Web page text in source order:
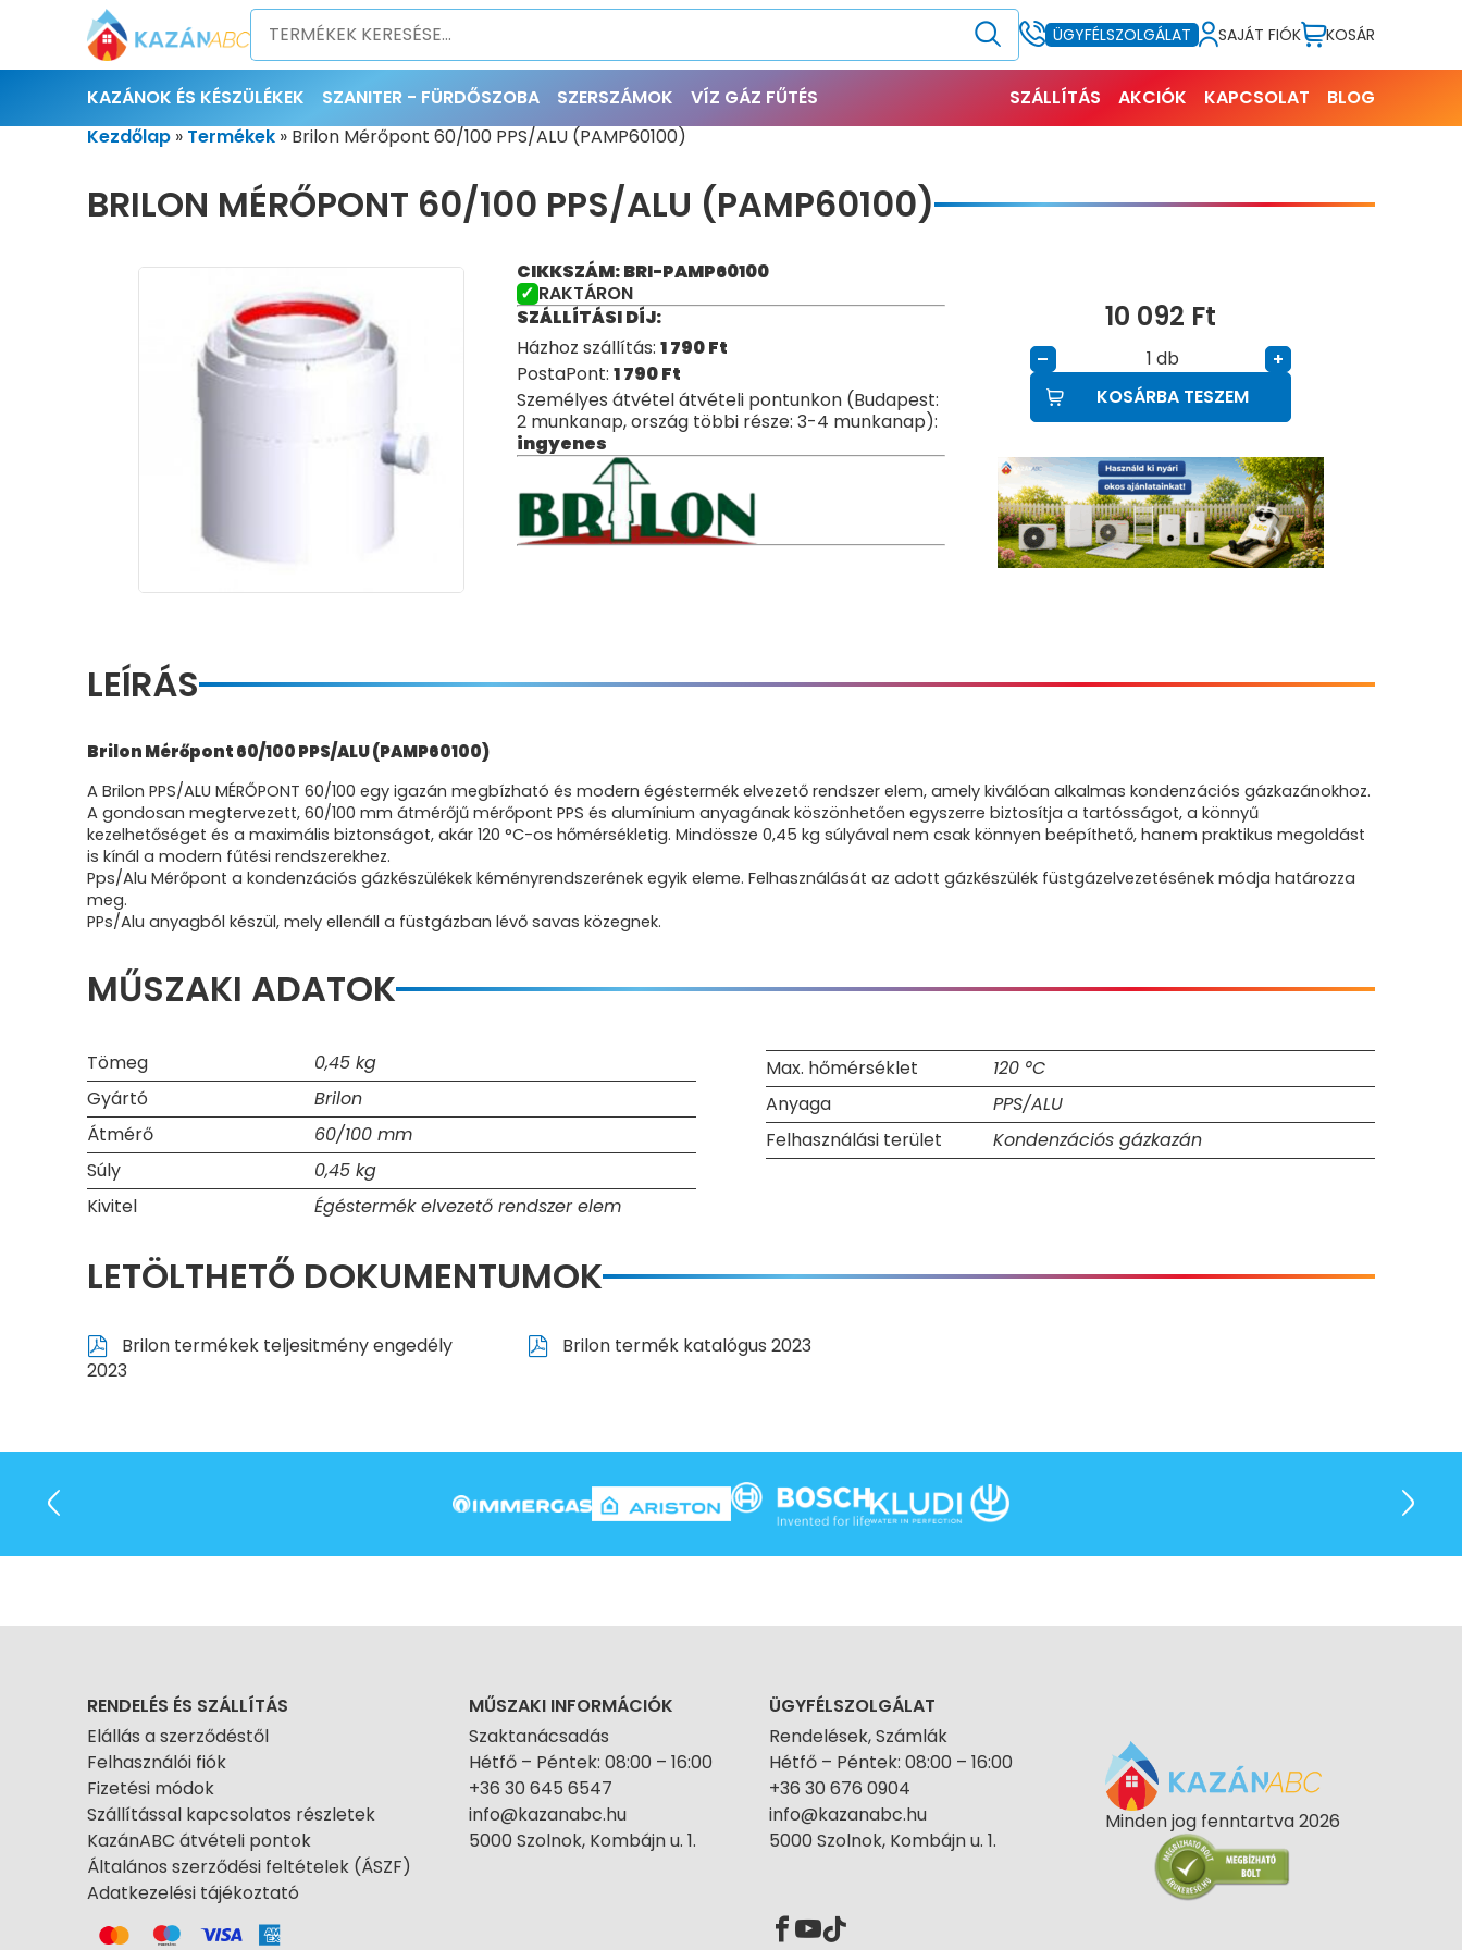
ÜGYFÉLSZOLGÁLAT SAJÁT FIÓK KOSÁR
KAZÁNOK ÉS KÉSZÜLÉKEK SZANITER - FÜRDŐSZOBA SZERSZÁMOK VÍZ GÁZ FŰTÉS SZÁLLÍTÁS AKCIÓK KAPCSOLAT
BLOG
Kezdőlap » Termékek » Brilon Mérőpont 60/100 PPS/ALU (PAMP60100)
BRILON MÉRŐPONT 60/100 PPS/ALU (PAMP60100)
CIKKSZÁM: BRI-PAMP60100
RAKTÁRON
SZÁLLÍTÁSI DÍJ:
Házhoz szállítás: 1 790Ft
PostaPont: 1 790Ft
Személyes átvétel átvételi pontunkon (Budapest:
2 munkanap, ország többi része: 3-4 munkanap):
ingyenes
10 092 Ft
– db
+
KOSÁRBA TESZEM
LEÍRÁS
Brilon Mérőpont 60/100 PPS/ALU (PAMP60100)
A Brilon PPS/ALU MÉRŐPONT 60/100 egy igazán megbízható és modern égéstermék elvezető rendszer elem, amely kiválóan alkalmas kondenzációs gázkazánokhoz.
A gondosan megtervezett, 60/100 mm átmérőjű mérőpont PPS és alumínium anyagának köszönhetően egyszerre biztosítja a tartósságot, a könnyű
kezelhetőséget és a maximális biztonságot, akár 120 °C-os hőmérsékletig. Mindössze 0,45 kg súlyával nem csak könnyen beépíthető, hanem praktikus megoldást
is kínál a modern fűtési rendszerekhez.
Pps/Alu Mérőpont a kondenzációs gázkészülékek kéményrendszerének egyik eleme. Felhasználását az adott gázkészülék füstgázelvezetésének módja határozza
meg.
PPs/Alu anyagból készül, mely ellenáll a füstgázban lévő savas közegnek.
MŰSZAKI ADATOK
Tömeg
0,45 kg
Gyártó
Brilon
Átmérő
60/100 mm
Súly
0,45 kg
Kivitel
Égéstermék elvezető rendszer elem
Max. hőmérséklet
120 °C
Anyaga
PPS/ALU
Felhasználási terület
Kondenzációs gázkazán
LETÖLTHETŐ DOKUMENTUMOK
Brilon termékek teljesitmény engedély
2023
Brilon termék katalógus 2023
RENDELÉS ÉS SZÁLLÍTÁS
Elállás a szerződéstől
Felhasználói fiók
Fizetési módok
Szállítással kapcsolatos részletek
KazánABC átvételi pontok
Általános szerződési feltételek (ÁSZF)
Adatkezelési tájékoztató
MŰSZAKI INFORMÁCIÓK
Szaktanácsadás
Hétfő – Péntek: 08:00 – 16:00
+36 30 645 6547
info@kazanabc.hu
5000 Szolnok, Kombájn u. 1.
ÜGYFÉLSZOLGÁLAT
Rendelések, Számlák
Hétfő – Péntek: 08:00 – 16:00
+36 30 676 0904
info@kazanabc.hu
5000 Szolnok, Kombájn u. 1.
Minden jog fenntartva 2026